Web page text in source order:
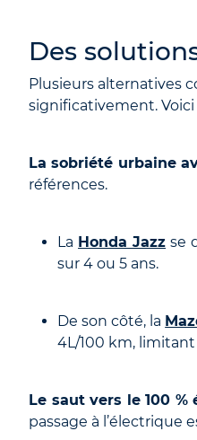
Des
Plusieurs alternatives
significativement.
La sobriété urbaine
références.
La Honda Jazz se
sur 4 ou 5 ans.
De son côté, la
4L/100 km, limitant
Le saut vers le 100 %
passage à l’électrique